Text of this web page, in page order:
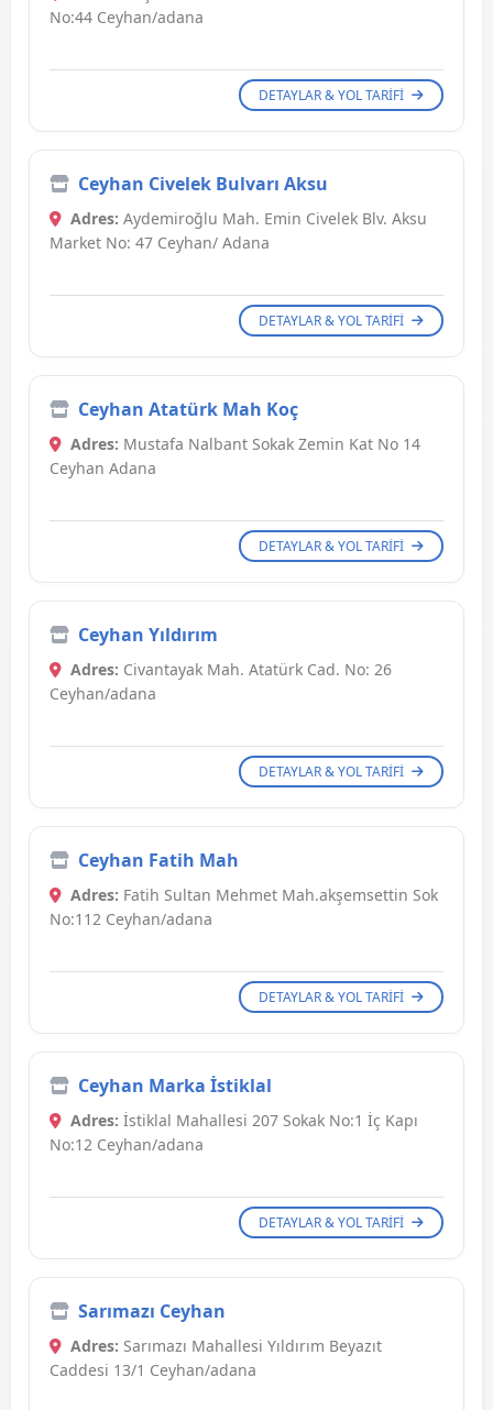
No:44 Ceyhan/adana
DETAYLAR & YOL TARIFI
Ceyhan Civelek Bulvarı Aksu
Adres: Aydemiroğlu Mah. Emin Civelek Blv. Aksu
Market No: 47 Ceyhan/ Adana
DETAYLAR & YOL TARIFI
Ceyhan Atatürk Mah Koç
Adres: Mustafa Nalbant Sokak Zemin Kat No 14
Ceyhan Adana
DETAYLAR & YOL TARIFI
Ceyhan Yıldırım
Adres: Civantayak Mah. Atatürk Cad. No: 26
Ceyhan/adana
DETAYLAR & YOL TARIFI
Ceyhan Fatih Mah
Adres: Fatih Sultan Mehmet Mah.akşemsettin Sok
No:112 Ceyhan/adana
DETAYLAR & YOL TARIFI
Ceyhan Marka İstiklal
Adres: İstiklal Mahallesi 207 Sokak No:1 İç Kapı
No:12 Ceyhan/adana
DETAYLAR & YOL TARIFI
Sarımazı Ceyhan
Adres: Sarımazı Mahallesi Yıldırım Beyazıt
Caddesi 13/1 Ceyhan/adana